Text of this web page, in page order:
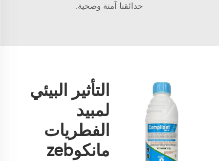
حدائقنا آمنة وصحية.
التأثير البيئي
لمبيد
الفطريات
مانكوzeb